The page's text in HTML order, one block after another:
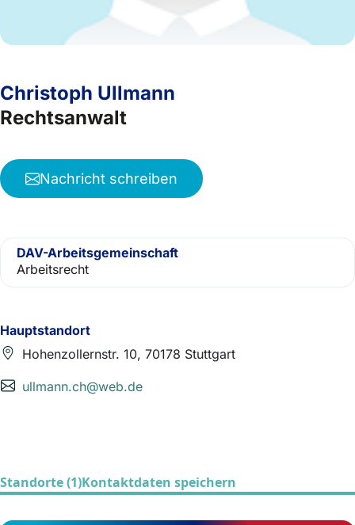
Hauptstandort
Hohenzollernstr. 10, 70178 Stuttgart
ullmann.ch@web.de
Christoph Ullmann
Rechtsanwalt
Nachricht schreiben
DAV-Arbeitsgemeinschaft
Arbeitsrecht
Standorte (1)Kontaktdaten speichern